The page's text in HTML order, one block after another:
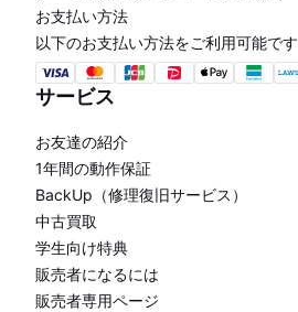
お支払い方法
以下のお支払い方法をご利用可能です
サービス
お友達の紹介
1年間の動作保証
BackUp（修理復旧サービス）
中古買取
学生向け特典
販売者になるには
販売者専用ページ